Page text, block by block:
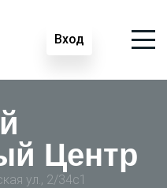
Вход
Центр
ул., 2/34с1